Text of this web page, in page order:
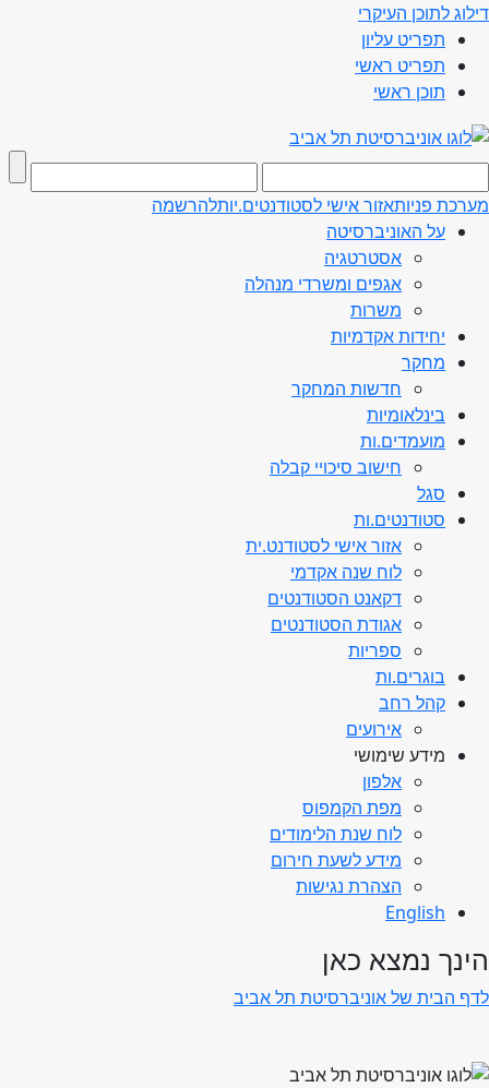
דילוג לתוכן העיקרי
תפריט עליון
תפריט ראשי
תוכן ראשי
מערכת פניותאזור אישי לסטודנטים.יותלהרשמה
על האוניברסיטה
אסטרטגיה
אגפים ומשרדי מנהלה
משרות
יחידות אקדמיות
מחקר
חדשות המחקר
בינלאומיות
מועמדים.ות
חישוב סיכויי קבלה
סגל
סטודנטים.ות
אזור אישי לסטודנט.ית
לוח שנה אקדמי
דקאנט הסטודנטים
אגודת הסטודנטים
ספריות
בוגרים.ות
קהל רחב
אירועים
מידע שימושי
אלפון
מפת הקמפוס
לוח שנת הלימודים
מידע לשעת חירום
הצהרת נגישות
English
הינך נמצא כאן
לדף הבית של אוניברסיטת תל אביב